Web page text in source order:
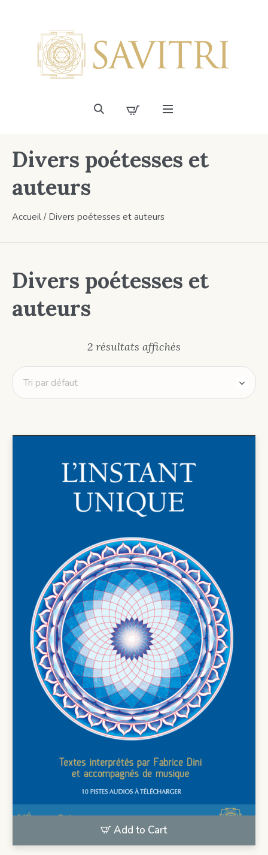
Divers poétesses et
auteurs
Accueil / Divers poétesses et auteurs
Divers poétesses et
auteurs
2 résultats affichés
Add to Cart